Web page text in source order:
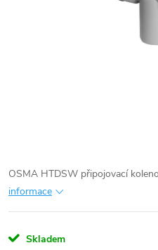
OSMA HTDSW připojovací
informace
Skladem